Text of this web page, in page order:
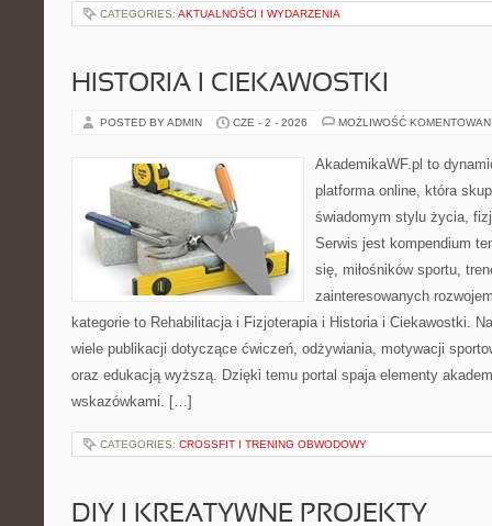
CATEGORIES: AKTUALNOŚCI I WYDARZENIA
HISTORIA I CIEKAWOSTKI
POSTED BY ADMIN CZE - 2 - 2026 MOŻLIWOŚĆ
AkademikaWF.pl to
platforma online, która
świadomym stylu życia,
Serwis jest kompendium
się, miłośników sportu,
zainteresowanych
kategorie to Rehabilitacja i Fizjoterapia i Historia i Ciekawostki.
wiele publikacji dotyczące ćwiczeń, odżywiania, motywacji
oraz edukacją wyższą. Dzięki temu portal spaja elementy
wskazówkami. […]
CATEGORIES: CROSSFIT I TRENING OBWODOWY
DIY I KREATYWNE PROJEKTY